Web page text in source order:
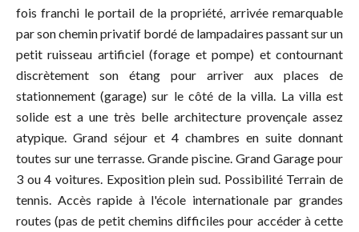
fois franchi le portail de la propriété, arrivée remarquable
par son chemin privatif bordé de lampadaires passant sur un
petit ruisseau artificiel (forage et pompe) et contournant
discrètement son étang pour arriver aux places de
stationnement (garage) sur le côté de la villa. La villa est
solide est a une très belle architecture provençale assez
atypique. Grand séjour et 4 chambres en suite donnant
toutes sur une terrasse. Grande piscine. Grand Garage pour
3 ou 4 voitures. Exposition plein sud. Possibilité Terrain de
tennis. Accès rapide à l'école internationale par grandes
routes (pas de petit chemins difficiles pour accéder à cette